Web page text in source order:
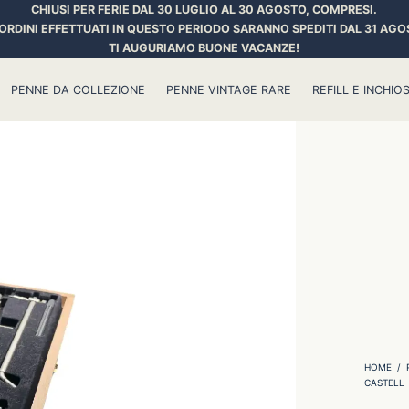
CHIUSI PER FERIE DAL 30 LUGLIO AL 30 AGOSTO, COMPRESI.
EFFETTUATI IN QUESTO PERIODO SARANNO SPEDITI DAL 31
TI AUGURIAMO BUONE VACANZE!
PENNE DA COLLEZIONE PENNE VINTAGE RARE REFILL E
HOME /
CASTELL